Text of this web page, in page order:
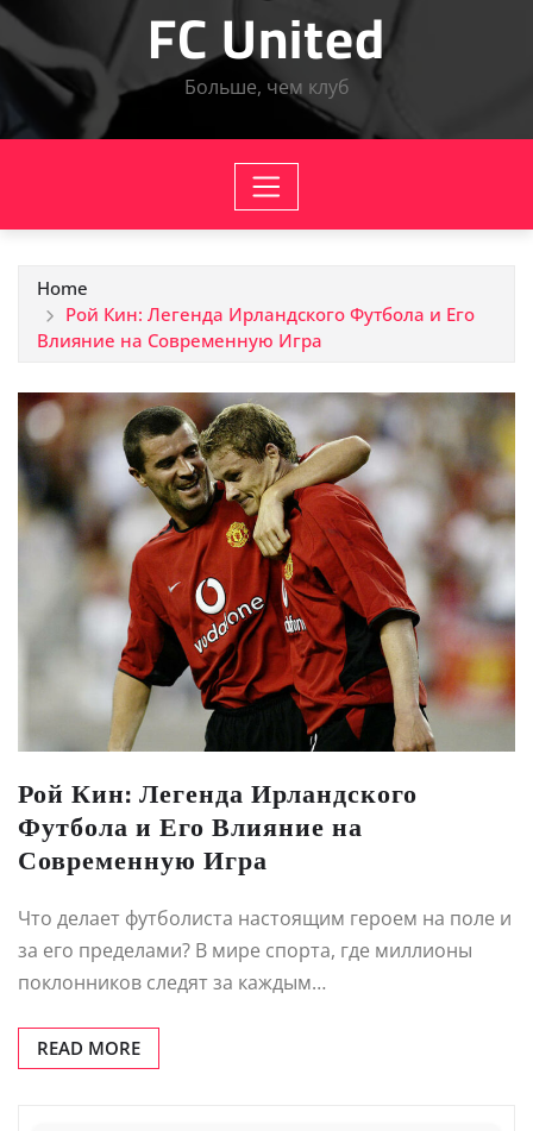
FC United
Больше, чем клуб
Home
Рой Кин: Легенда Ирландского Футбола и Его
Влияние на Современную Игра
Рой Кин: Легенда Ирландского
Футбола и Его Влияние на
Современную Игра
Что делает футболиста настоящим героем на поле и
за его пределами? В мире спорта, где миллионы
поклонников следят за каждым…
READ MORE